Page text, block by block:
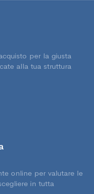
per la giusta
alla tua struttura
online per valutare le
in tutta